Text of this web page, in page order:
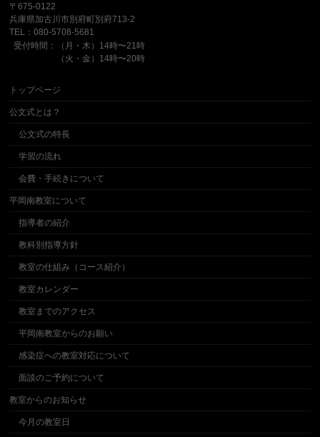
〒675-0122
兵庫県加古川市別府町別府713-2
TEL：080-5708-5681
受付時間：（月・木）14時〜21時
（火・金）14時〜20時
トップページ
公文式とは？
公文式の特長
学習の流れ
会費・手続きについて
平岡南教室について
指導者の紹介
教科別指導方針
教室の仕組み（コース紹介）
教室カレンダー
教室までのアクセス
平岡南教室からのお願い
感染症への教室対応について
面談のご予約について
教室からのお知らせ
今月の教室日